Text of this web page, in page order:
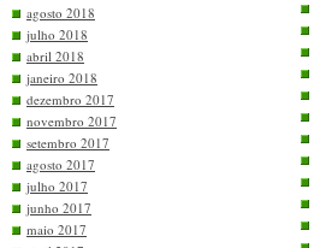
agosto 2018
julho 2018
abril 2018
janeiro 2018
dezembro 2017
novembro 2017
setembro 2017
agosto 2017
julho 2017
junho 2017
maio 2017